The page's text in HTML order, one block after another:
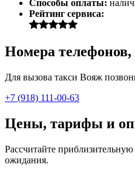
Способы оплаты:
Рейтинг сервиса:
Номера телефонов,
Для вызова такси Вояж
+7 (918) 111-00-63
Цены, тарифы и
Рассчитайте
ожидания.